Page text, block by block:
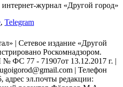
журнал «Другой город»
, Telegram
| Сетевое издание «Другой
Роскомнадзором.
ФС 77 - 71907от 13.12.2017 г. |
| Телефон
адрес эл.почты редакции: